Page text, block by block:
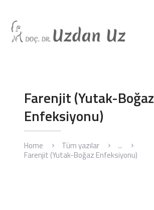
Farenjit (Yutak-Boğaz
Enfeksiyonu)
Home Tüm yazılar
...
Farenjit (Yutak-Boğaz Enfeksiyonu)
KBB HASTALIKLARI
KBB AMELIYATLARI
BLOG
ENGLISH